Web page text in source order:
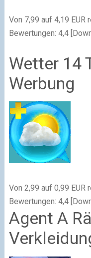
Von 7,99 auf 4,19
Bewertungen: 4,4
Wetter 14
Werbung
Von 2,99 auf 0,99
Bewertungen: 4,4
Agent A